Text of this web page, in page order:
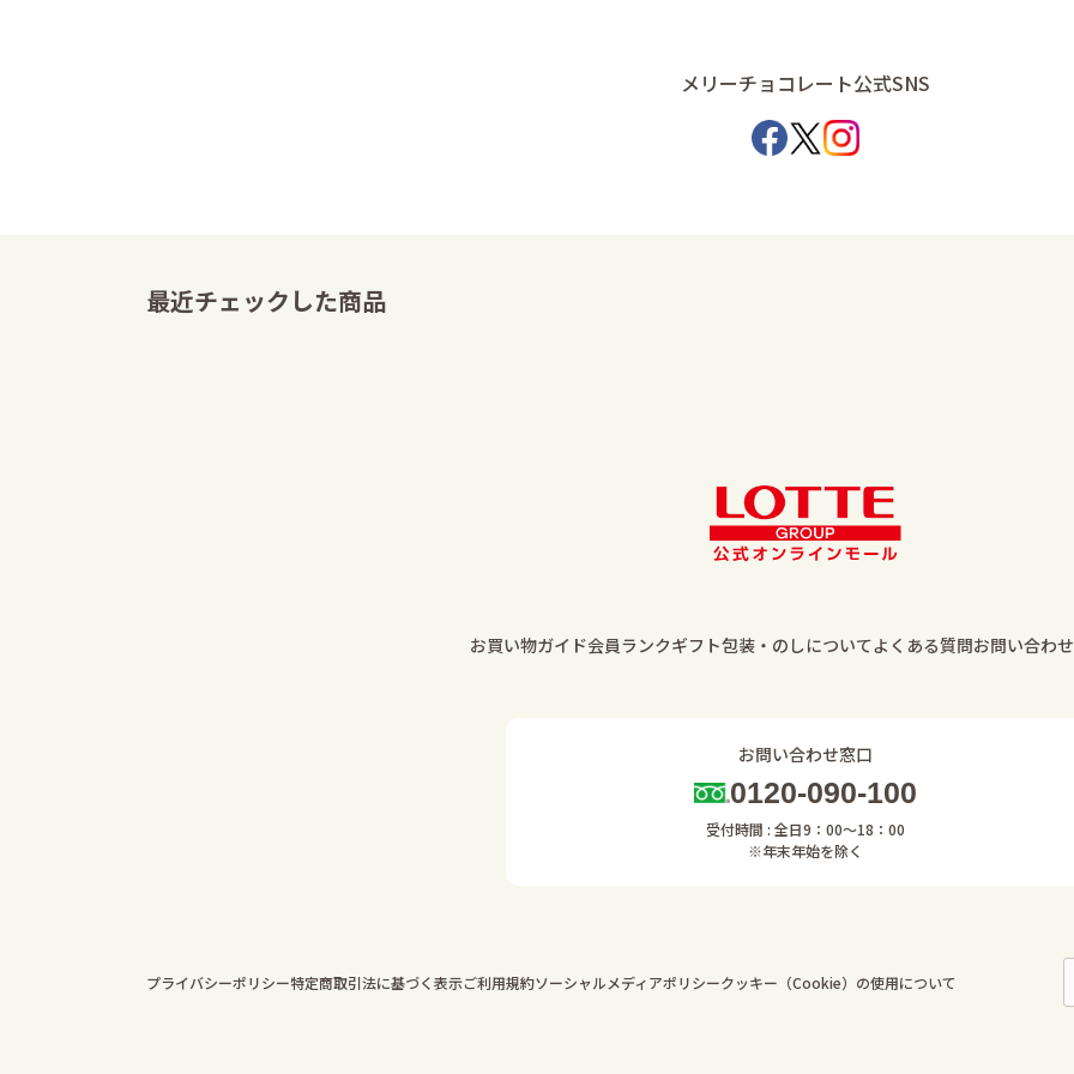
メリーチョコレート公式SNS
最近チェックした商品
お買い物ガイド会員ランクギフト包装・のしについてよくある質問お問い合わせ
お問い合わせ窓口
0120-090-100
受付時間 : 全日9：00～18：00
※年末年始を除く
プライバシーポリシー特定商取引法に基づく表示ご利用規約ソーシャルメディアポリシークッキー（Cookie）の使用について